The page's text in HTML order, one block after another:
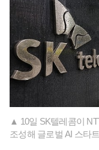
▲ 10일 SK텔레콤이
조성해 글로벌 AI 스타